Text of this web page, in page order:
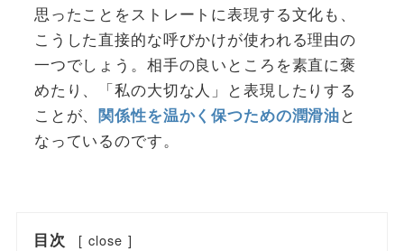
思ったことをストレートに表現する文化も、
こうした直接的な呼びかけが使われる理由の
一つでしょう。相手の良いところを素直に褒
めたり、「私の大切な人」と表現したりする
ことが、関係性を温かく保つための潤滑油と
なっているのです。
目次 [ close ]